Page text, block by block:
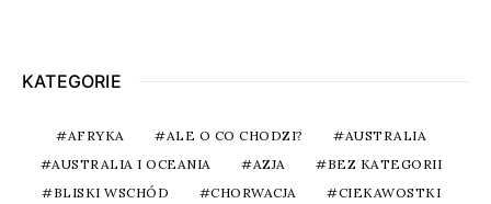
KATEGORIE
AFRYKA ALE O CO CHODZI?
AUSTRALIA
AUSTRALIA I OCEANIA
AZJA
BEZ KATEGORII
BLISKI WSCHÓD
CHORWACJA
CIEKAWOSTKI